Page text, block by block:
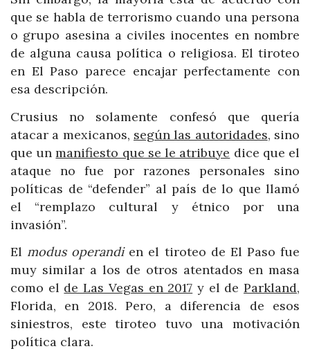
que se habla de terrorismo cuando una persona
o grupo asesina a civiles inocentes en nombre
de alguna causa política o religiosa. El tiroteo
en El Paso parece encajar perfectamente con
esa descripción.
Crusius no solamente confesó que quería
atacar a mexicanos, según las autoridades, sino
que unmanifiesto que se le atribuye dice que el
ataque no fue por razones personales sino
políticas de “defender” al país de lo que llamó
el “remplazo cultural y étnico por una
invasión”.
El modus operandi en el tiroteo de El Paso fue
muy similar a los de otros atentados en masa
como el de Las Vegas en 2017 y el deParkland,
Florida, en 2018. Pero, a diferencia de esos
siniestros, este tiroteo tuvo una motivación
política clara.